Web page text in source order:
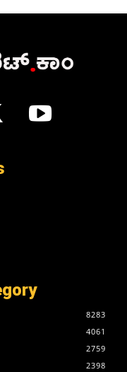
8283
4061
2759
2398